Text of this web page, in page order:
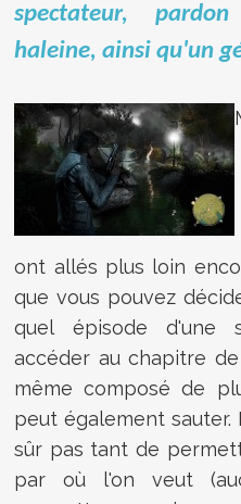
spectateur,
haleine, ainsi qu'un
ont allés plus loin
que vous pouvez
quel épisode d'une
accéder au chapitre
même composé de
peut également
sûr pas tant de
par où l'on veut